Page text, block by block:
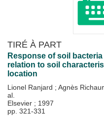
TIRÉ À PART
Response of soil bacteria
relation to soil
location
Lionel Ranjard ; Agnès
al.
Elsevier ; 1997
pp. 321-331